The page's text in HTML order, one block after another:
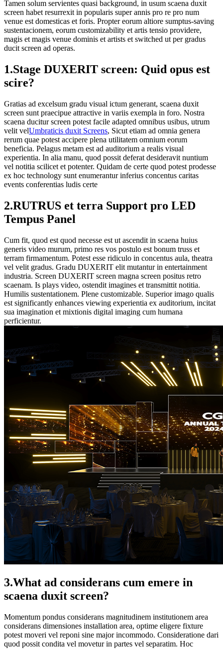
Tamen solum servientes quasi background, in usum scaena duxit
screen habet resurrexit in popularis super annis pro re pro num
venue est domesticas et foris. Propter eorum altiore sumptus-saving
sustentacionem, eorum customizability et artis tensio providere,
magis et magis venue dominis et artists et switched ut per gradus
ducit screen ad operas.
1.Stage DUXERIT screen: Quid opus est
scire?
Gratias ad excelsum gradu visual ictum generant, scaena duxit
screen sunt praecipue attractive in variis exempla in foro. Nostra
scaena ducitur screen potest facile adapted omnibus usibus, utrum
velit velUmbraticis duxit Screens, Sicut etiam ad omnia genera
rerum quae potest accipere plena utilitatem omnium eorum
beneficia. Pelagus metam est ad auditorium a realis visual
experientia. In alia manu, quod possit deferat desideravit nuntium
vel notitia scilicet et potenter. Quidam de certe quod potest prodesse
ex hoc technology sunt enumerantur inferius concentus caritas
events conferentias ludis certe
2.RUTRUS et terra Support pro LED
Tempus Panel
Cum fit, quod est quod necesse est ut ascendit in scaena huius
generis video murum, primo res vos postulo est bonum truss et
terram firmamentum. Potest esse ridiculo in concentus aula, theatra
vel velit gradus. Gradu DUXERIT elit mutantur in entertainment
industria. Screen DUXERIT screen magna screen positus retro
scaenam. Is plays video, ostendit imagines et transmittit notitia.
Humilis sustentationem. Plene customizable. Superior imago qualis
est significantly enhances viewing experientia ex auditorium, incitat
sua imagination et mixtionis digital imaging cum humana
perficientur.
3.What ad considerans cum emere in
scaena duxit screen?
Momentum pondus considerans magnitudinem institutionem area
considerans dimensiones installation area, optime eligere fixture
potest moveri vel reponi sine major incommodo. Consideratione dari
quod possit condita vel movetur in partes vel separatim. Hoc